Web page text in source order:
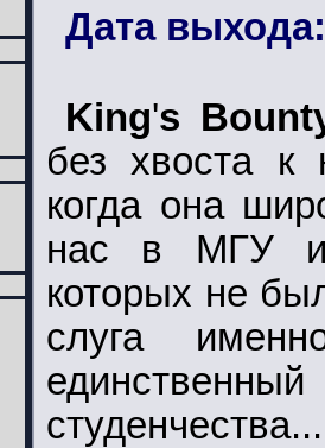
Дата
King's
без хвоста к
когда она
нас в МГУ
которых не
слуга
студенчества...